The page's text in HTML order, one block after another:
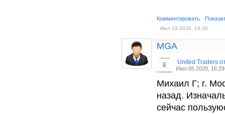
Комментировать ·
Июл 13 2020, 19:30
MGA
United Traders
Июл 05 2020, 16:29
Михаил Г; г.
назад.
сейчас